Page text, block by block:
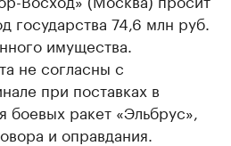
государства 74,6 млн руб.
имущества.
не согласны с
при поставках в
боевых ракет «Эльбрус»,
и оправдания.